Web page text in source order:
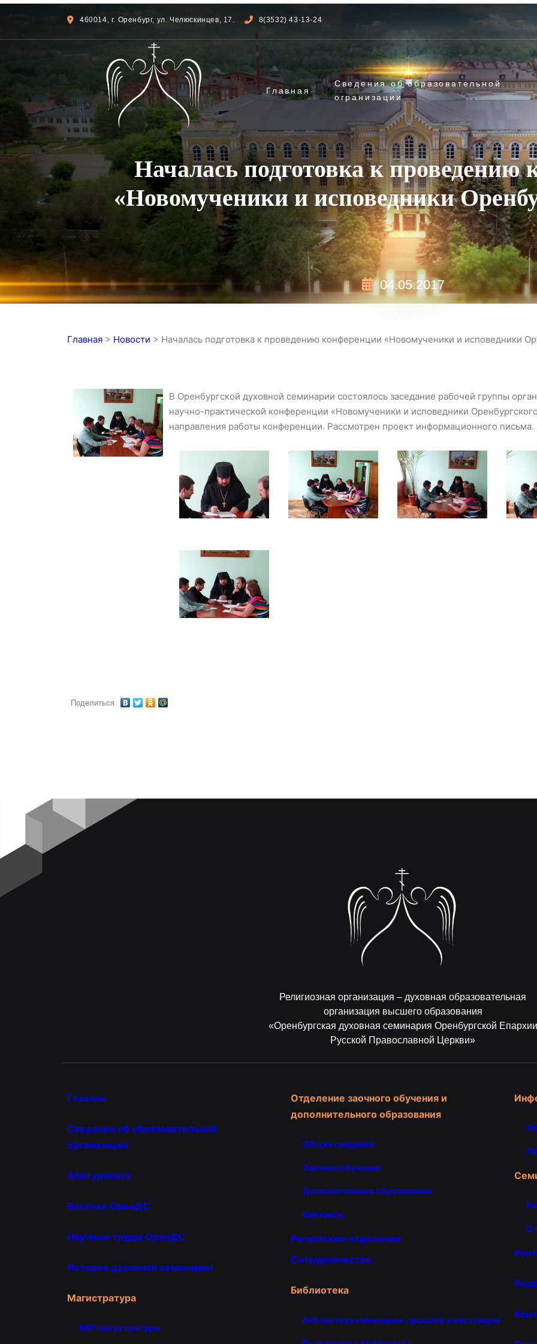
460014, г. Оренбург, ул. Челюскинцев, 17. 8(3532) 43-13-24
Главная
Сведения об образовательной
огранизации
Началась подготовка к проведению
«Новомученики и исповедники
04.05.2017
Главная > Новости > Началась подготовка к проведению конференции «Новомученики и исповедники
В Оренбургской духовной семинарии состоялось заседание рабочей группы
научно-практической конференции «Новомученики и исповедники
направления работы конференции. Рассмотрен проект информационного письма.
Поделиться
Религиозная организация – духовная образовательная
организация высшего образования
«Оренбургская духовная семинария Оренбургской Епархии
Русской Православной Церкви»
Главная
Сведения об образовательной
организации
Абитуриенту
Вестник ОренДС
Научные труды ОренДС
История духовной семинарии
Магистратура
ВКР магистратуры
Отделение заочного обучения и
дополнительного образования
Общие сведения
Заочное обучение
Дополнительное образование
Контакты
Регентское отделение
Сотрудничество
Библиотека
Библиотека семинарии: прошлое и настоящее
О